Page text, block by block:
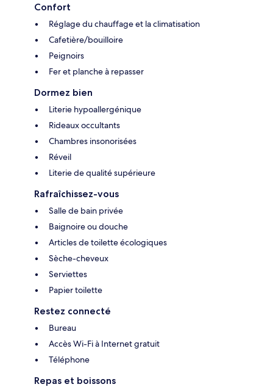
Confort
Réglage du chauffage et la climatisation
Cafetière/bouilloire
Peignoirs
Fer et planche à repasser
Dormez bien
Literie hypoallergénique
Rideaux occultants
Chambres insonorisées
Réveil
Literie de qualité supérieure
Rafraîchissez-vous
Salle de bain privée
Baignoire ou douche
Articles de toilette écologiques
Sèche-cheveux
Serviettes
Papier toilette
Restez connecté
Bureau
Accès Wi-Fi à Internet gratuit
Téléphone
Repas et boissons